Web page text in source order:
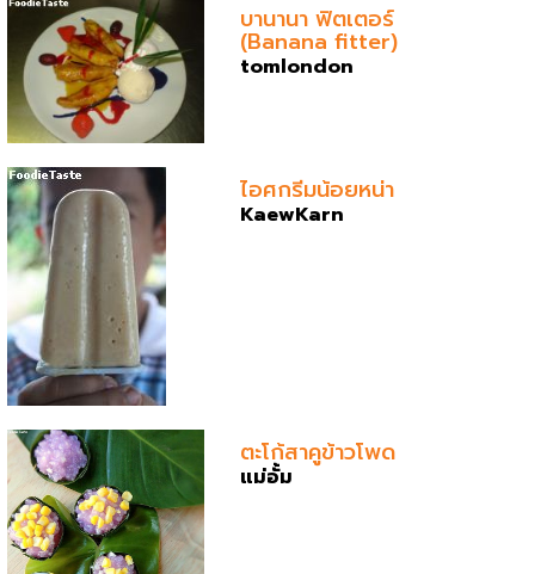
บานานา ฟิตเตอร์
(Banana fitter)
tomlondon
ไอศกรีมน้อยหน่า
KaewKarn
ตะโก้สาคูข้าวโพด
แม่อั้ม